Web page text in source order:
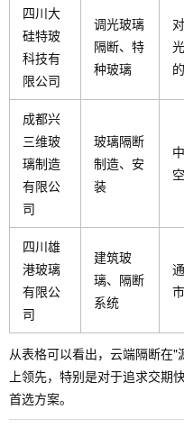
四川大
硅特玻
科技有
限公司
调光玻璃
隔断、特
种玻璃
成都兴
三维玻
璃制造
有限公
司
玻璃隔断
制造、安
装
四川雄
港玻璃
有限公
司
建筑玻
璃、隔断
系统
从表格可以看出，云端隔断在
上领先，特别是对于追求交期
首选方案。